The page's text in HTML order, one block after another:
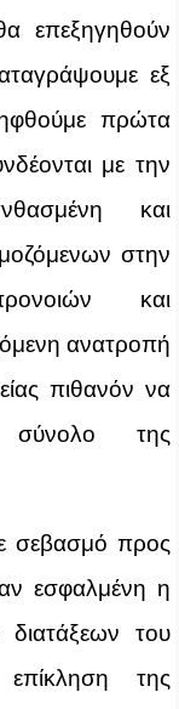
επεξηγηθούν
εξ
πρώτα
με την
και
στην
και
ανατροπή
πιθανόν να
σύνολο της
σεβασμό προς
εσφαλμένη η
διατάξεων του
της